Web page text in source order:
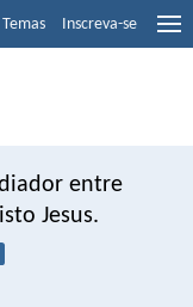
Temas Inscreva-se
entre
Jesus.